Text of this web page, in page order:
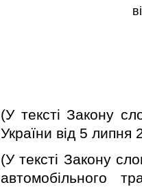
(У текстi Закону
України вiд 5 липня
(У текстi Закону
автомобiльного